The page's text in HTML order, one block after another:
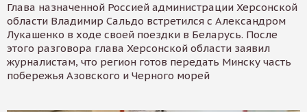
Глава назначенной Россией администрации Херсонской
области Владимир Сальдо встретился с Александром
Лукашенко в ходе своей поездки в Беларусь. После
этого разговора глава Херсонской области заявил
журналистам, что регион готов передать Минску часть
побережья Азовского и Черного морей